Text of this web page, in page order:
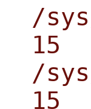
/
15
/
15